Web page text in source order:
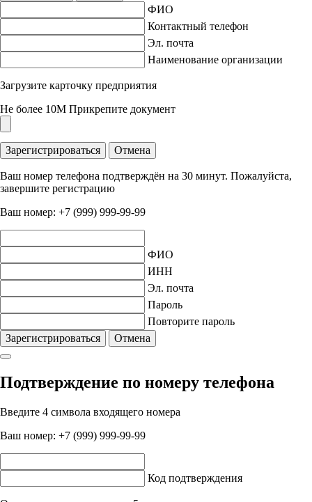
ФИО
Контактный телефон
Эл. почта
Наименование организации
Загрузите карточку предприятия
Не более 10M Прикрепите документ
Зарегистрироваться Отмена
Ваш номер телефона подтверждён на 30 минут. Пожалуйста,
завершите регистрацию
Ваш номер: +7 (999) 999-99-99
ФИО
ИНН
Эл. почта
Пароль
Повторите пароль
Зарегистрироваться
Отмена
Подтверждение по номеру телефона
Введите 4 символа входящего номера
Ваш номер: +7 (999) 999-99-99
Код подтверждения